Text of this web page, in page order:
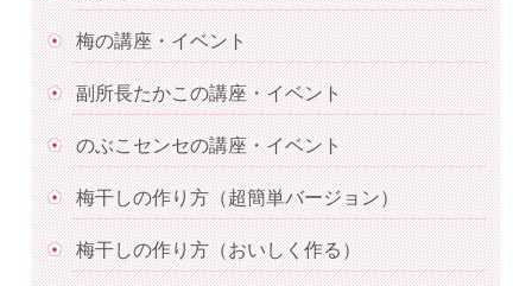
梅の講座・イベント
副所長たかこの講座・イベント
のぶこセンセの講座・イベント
梅干しの作り方（超簡単バージョン）
梅干しの作り方（おいしく作る）